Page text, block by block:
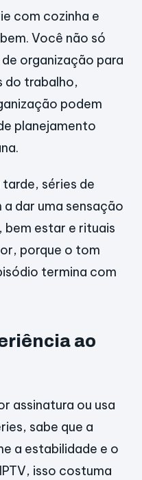
com cozinha e
Você não só
organização para
do trabalho,
podem
planejamento
séries de
dar uma sensação
bem estar e rituais
porque o tom
termina com
ao
assinatura ou usa
sabe que a
a estabilidade e o
isso costuma